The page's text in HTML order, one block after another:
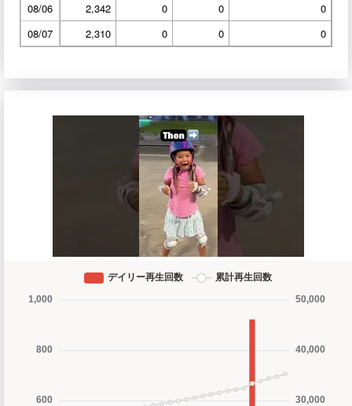
08/06
2,342 0 0
0
08/07
2,310 0 0 0